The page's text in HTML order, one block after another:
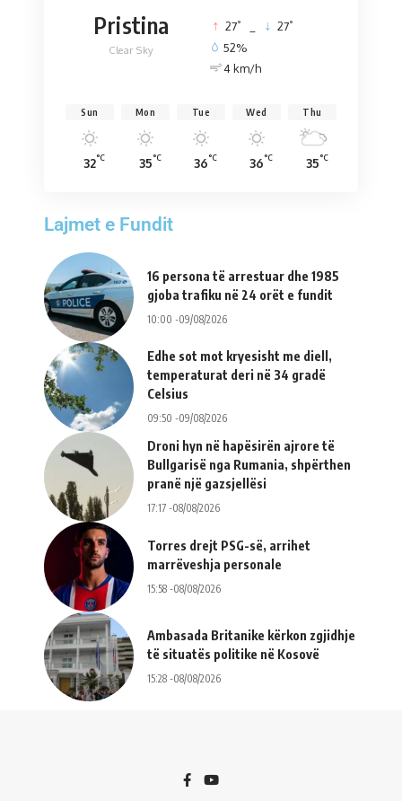
Pristina
Clear Sky
27° 27°
52%
4 km/h
Sun
32°C
Mon
35°C
Tue
36°C
Wed
36°C
Thu
35°C
Lajmet e Fundit
16 persona të arrestuar dhe 1985
gjoba trafiku në 24 orët e fundit
10:00 -09/08/2026
Edhe sot mot kryesisht me diell,
temperaturat deri në 34 gradë
Celsius
09:50 -09/08/2026
Droni hyn në hapësirën ajrore të
Bullgarisë nga Rumania, shpërthen
pranë një gazsjellësi
17:17 -08/08/2026
Torres drejt PSG-së, arrihet
marrëveshja personale
15:58 -08/08/2026
Ambasada Britanike kërkon zgjidhje
të situatës politike në Kosovë
15:28 -08/08/2026